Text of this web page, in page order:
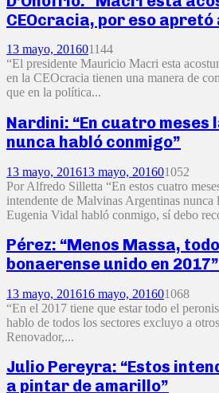
CEOcracia, por eso apretó
13 mayo, 201601144
“El presidente Mauricio Macri esta
en la CEOcracia tienen una manera de
que en la política...
Nardini: “En cuatro meses
nunca habló conmigo”
13 mayo, 201613 mayo, 201601052
Por Alfredo Silletta “En estos cuatro
intendente de Malvinas Argentinas nunca
Eugenia Vidal habló conmigo, sí debo
Pérez: “Menos Massa,
bonaerense unido en 2017”
13 mayo, 201616 mayo, 201601068
“En el 2017 tiene que estar todo el
hablo de todos los sectores excluyo a
Renovador,...
Julio Pereyra: “Estos
a pintar de amarillo”